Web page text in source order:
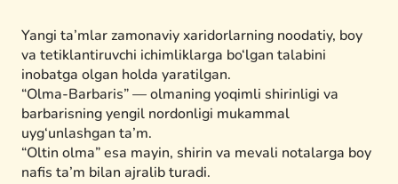
Yangi ta’mlar zamonaviy xaridorlarning noodatiy, boy
va tetiklantiruvchi ichimliklarga bo‘lgan talabini
inobatga olgan holda yaratilgan.
“Olma-Barbaris” — olmaning yoqimli shirinligi va
barbarisning yengil nordonligi mukammal
uyg‘unlashgan ta’m.
“Oltin olma” esa mayin, shirin va mevali notalarga boy
nafis ta’m bilan ajralib turadi.